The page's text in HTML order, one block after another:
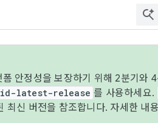
안정성을 보장하기 위해 2분기와
latest-release 를 사용하세요.
최신 버전을 참조합니다. 자세한 내